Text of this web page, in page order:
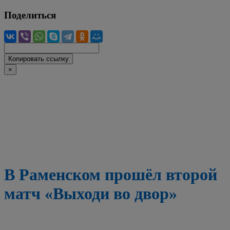
Поделиться
Копировать ссылку
×
В Раменском прошёл второй
матч «Выходи во двор»